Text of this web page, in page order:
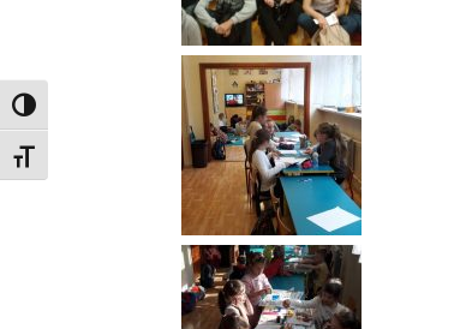
Toggle High Contrast
Toggle Font size